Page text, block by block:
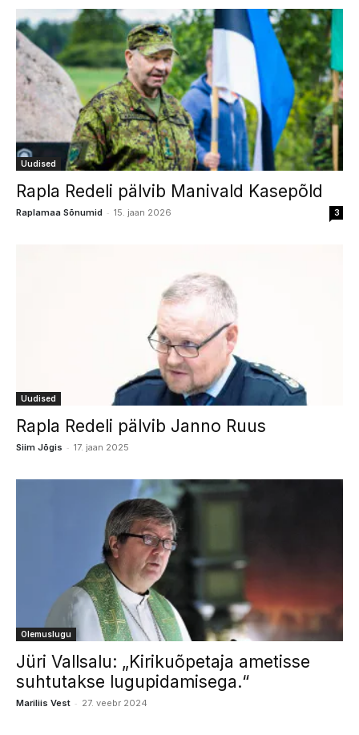
Uudised
Rapla Redeli pälvib Manivald Kasepõld
Raplamaa Sõnumid - 15. jaan 2026 3
Uudised
Rapla Redeli pälvib Janno Ruus
Siim Jõgis - 17. jaan 2025
Olemuslugu
Jüri Vallsalu: „Kirikuõpetaja ametisse
suhtutakse lugupidamisega.“
Mariliis Vest - 27. veebr 2024